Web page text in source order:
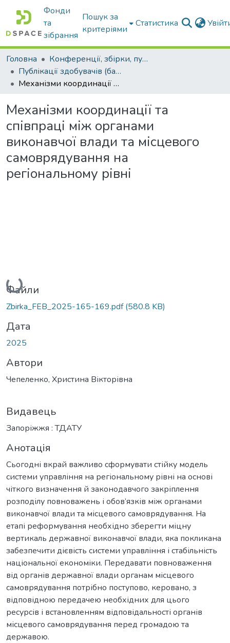
Фонди
та
зібрання
Пошук за
критеріями
Статистика
Головна
Конференції, збірки, публікації молодих вчених і здобувачів : магістрів, бакалаврів, аспірантів.
Публікації здобувачів (бакалаврів. магістрів, аспірантів)
Механізми координації та співпраці між органами виконавчої влади та місцевого самоврядування на регіональному рівні
Механізми координації та
співпраці між органами
виконавчої влади та місцевого
самоврядування на
регіональному рівні
Вантажиться...
Файли
Zbirka_FEB_2025-165-169.pdf(580.8 KB)
Дата
2025
Автори
Чепеленко, Христина Вікторівна
Видавець
Запоріжжя : ТДАТУ
Анотація
Сьогодні вкрай важливо сформувати стійку модель
системи управління на регіональному рівні на основі
чіткого визначення й законодавчого закріплення
розподілу повноважень і обов’язків між органами
виконавчої влади та місцевого самоврядування. На
етапі реформування необхідно зберегти міцну
вертикаль державної виконавчої влади, яка покликана
забезпечити дієвість системи управління і стабільність
національної економіки. Передавати повноваження
від органів державної влади органам місцевого
самоврядування потрібно поступово, керовано, з
відповідною передачею необхідних для цього
ресурсів і встановленням відповідальності органів
місцевого самоврядування перед громадою та
державою.